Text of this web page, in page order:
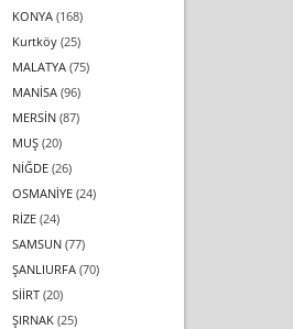
KONYA(168)
Kurtköy(25)
MALATYA(75)
MANİSA(96)
MERSİN(87)
MUŞ(20)
NİĞDE(26)
OSMANİYE(24)
RİZE(24)
SAMSUN(77)
ŞANLIURFA(70)
SİİRT(20)
ŞIRNAK(25)